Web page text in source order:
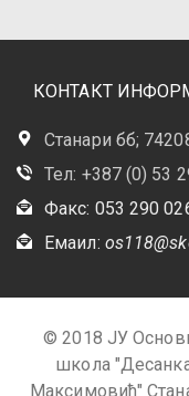
КОНТАКТ
Станари бб;
Тел: +387 (0) 53
Факс: 053 290
Емаил:
© 2018 ЈУ
школа
Максимовић"